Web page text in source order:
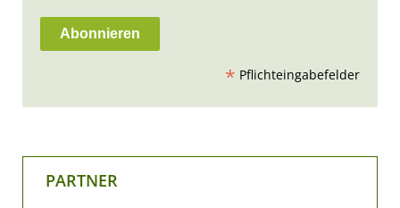
* Pflichteingabefelder
PARTNER